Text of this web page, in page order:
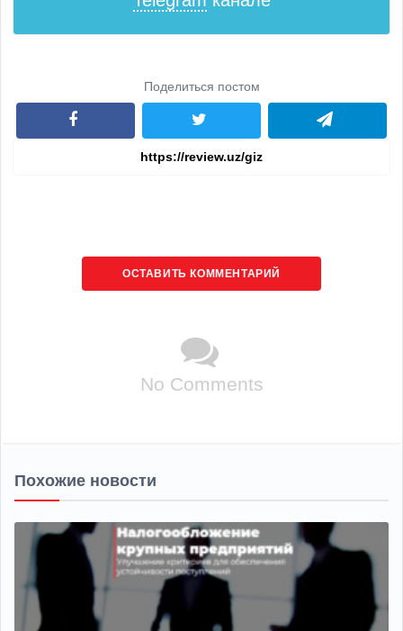
Поделиться постом
ОСТАВИТЬ КОММЕНТАРИЙ
No Comments
Похожие новости